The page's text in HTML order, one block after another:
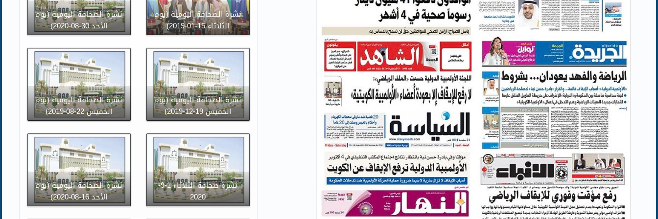
نشرة الصحافة اليومية (يوم
الأحد 30-08-2020)
نشرة الصحافة اليومية (يوم
الثلاثاء 15-01-2019)
نشرة الصحافة اليومية (يوم
الخميس 22-08-2019)
نشرة الصحافة اليومية (يوم
الخميس 19-12-2019)
نشرة الصحافة اليومية (يوم
الأحد 16-08-2020)
نشرة صحافة الثلاثاء 1-9-
2020